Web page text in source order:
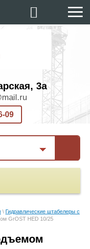
3а
09
\ Гидравлические штабелеры с
GrOST HED 10/25